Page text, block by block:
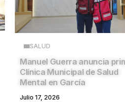
SALUD
Manuel Guerra anuncia
Clínica Municipal de Salud
Mental en García
Julio 17, 2026